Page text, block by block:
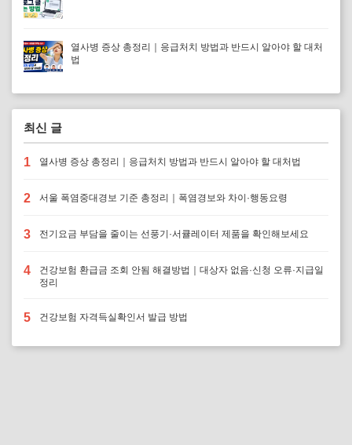
열사병 증상 총정리｜응급처치 방법과 반드시 알아야 할 대처
법
최신 글
1 열사병 증상 총정리｜응급처치 방법과 반드시 알아야 할 대처법
2 서울 폭염중대경보 기준 총정리｜폭염경보와 차이·행동요령
3 전기요금 부담을 줄이는 선풍기·서큘레이터 제품을 확인해보세요
4
건강보험 환급금 조회 안됨 해결방법｜대상자 없음·신청 오류·지급일
정리
5 건강보험 자격득실확인서 발급 방법